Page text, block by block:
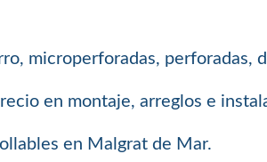
microperforadas, perforadas,
en montaje, arreglos e
en Malgrat de Mar.